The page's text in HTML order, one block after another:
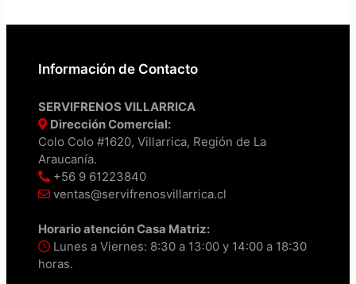
Información de Contacto
SERVIFRENOS VILLARRICA
Dirección Comercial:
Colo Colo #1620, Villarrica, Región de La
Araucanía.
+56 9 61223840
ventas@servifrenosvillarrica.cl
Horario atención Casa Matriz:
Lunes a Viernes: 8:30 a 13:00 y 14:00 a 18:30
horas.